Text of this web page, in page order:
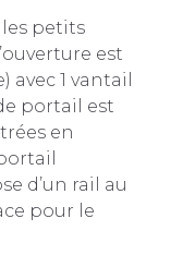
petits
est
avec 1 vantail
portail est
en
d’un rail au
pour le